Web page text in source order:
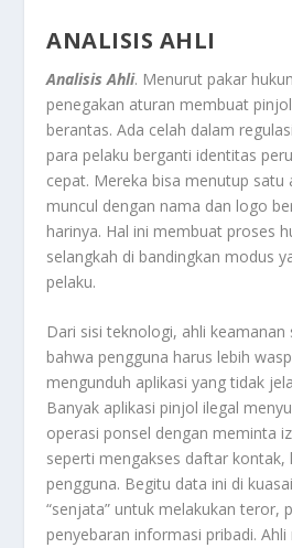
ANALISIS AHLI
Analisis Ahli. Menurut pakar
penegakan aturan membuat
berantas. Ada celah dalam
para pelaku berganti identitas
cepat. Mereka bisa menutup satu
muncul dengan nama dan logo
harinya. Hal ini membuat proses
selangkah di bandingkan modus
pelaku.
Dari sisi teknologi, ahli keamanan
bahwa pengguna harus lebih
mengunduh aplikasi yang tidak
Banyak aplikasi pinjol ilegal
operasi ponsel dengan meminta
seperti mengakses daftar kontak,
pengguna. Begitu data ini di
“senjata” untuk melakukan teror,
penyebaran informasi pribadi.